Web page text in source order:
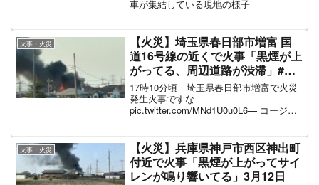
車が集結している現地の様子
火事・火災
【火災】埼玉県春日部市増富 国
道16号線の近くで火事「黒煙が上
がってる、周辺道路が渋滞」#春
日部 4月10日
17時10分頃 埼玉県春日部市増富で火災
発生火事ですな
pic.twitter.com/MNd1U0u0L6— コージ@
燃えている現地の様...
火事・火災
【火災】兵庫県神戸市西区神出町
付近で火事「黒煙が上がってサイ
レンが鳴り響いてる」3月12日